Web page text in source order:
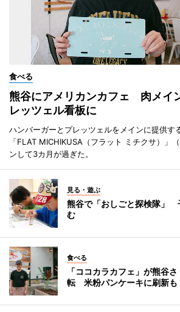
食べる
熊谷にアメリカンカフェ 肉メイ
レッツェル看板に
ハンバーガーとプレッツェルをメインに提供す
「FLAT MICHIKUSA（フラット ミチクサ）」
ンして3カ月が過ぎた。
見る・遊ぶ
熊谷で「おしごと探検隊」
む
食べる
「ココカラカフェ」が熊谷
転 米粉パンケーキに刷新も